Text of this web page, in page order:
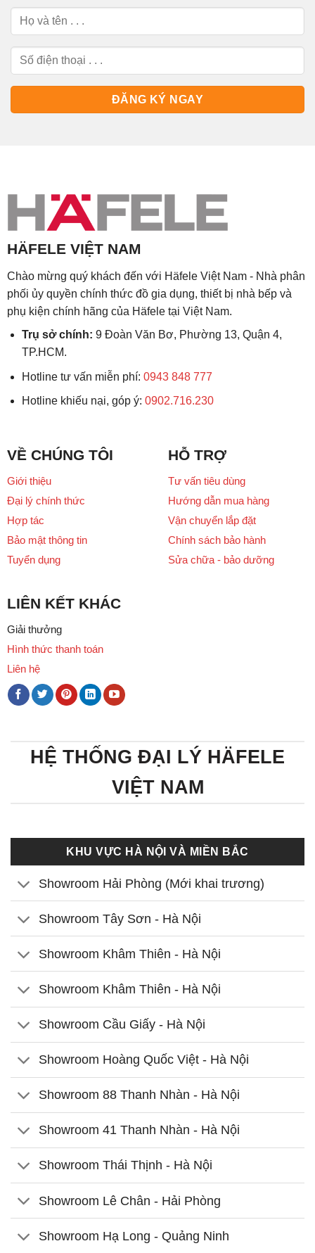
HÄFELE VIỆT NAM
Chào mừng quý khách đến với Häfele Việt Nam - Nhà phân
phối ủy quyền chính thức đồ gia dụng, thiết bị nhà bếp và
phụ kiện chính hãng của Häfele tại Việt Nam.
Trụ sở chính: 9 Đoàn Văn Bơ, Phường 13, Quận 4,
TP.HCM.
Hotline tư vấn miễn phí: 0943 848 777
Hotline khiếu nại, góp ý: 0902.716.230
VỀ CHÚNG TÔI
Giới thiệu
Đại lý chính thức
Hợp tác
Bảo mật thông tin
Tuyển dụng
HỖ TRỢ
Tư vấn tiêu dùng
Hướng dẫn mua hàng
Vận chuyển lắp đặt
Chính sách bảo hành
Sửa chữa - bảo dưỡng
LIÊN KẾT KHÁC
Giải thưởng
Hình thức thanh toán
Liên hệ
HỆ THỐNG ĐẠI LÝ HÄFELE
VIỆT NAM
KHU VỰC HÀ NỘI VÀ MIỀN BẮC
Showroom Hải Phòng (Mới khai trương)
Showroom Tây Sơn - Hà Nội
Showroom Khâm Thiên - Hà Nội
Showroom Khâm Thiên - Hà Nội
Showroom Cầu Giấy - Hà Nội
Showroom Hoàng Quốc Việt - Hà Nội
Showroom 88 Thanh Nhàn - Hà Nội
Showroom 41 Thanh Nhàn - Hà Nội
Showroom Thái Thịnh - Hà Nội
Showroom Lê Chân - Hải Phòng
Showroom Hạ Long - Quảng Ninh